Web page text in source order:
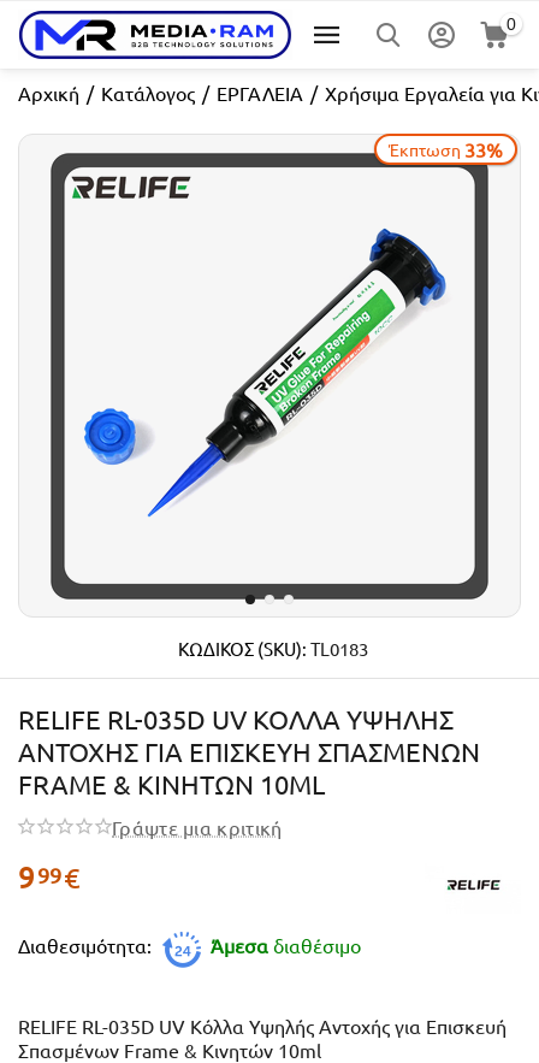
0
Αρχική / Κατάλογος / ΕΡΓΑΛΕΙΑ / Χρήσιμα Εργαλεία για
Έκπτωση 33%
ΚΩΔΙΚΟΣ (SKU): TL0183
RELIFE RL-035D UV ΚΌΛΛΑ ΥΨΗΛΉΣ
ΑΝΤΟΧΉΣ ΓΙΑ ΕΠΙΣΚΕΥΉ ΣΠΑΣΜΈΝΩΝ
FRAME & ΚΙΝΗΤΏΝ 10ML
Γράψτε μια κριτική
999€
Διαθεσιμότητα: Άμεσα διαθέσιμο
RELIFE RL-035D UV Κόλλα Υψηλής Αντοχής για Επισκευή
Σπασμένων Frame & Κινητών 10ml